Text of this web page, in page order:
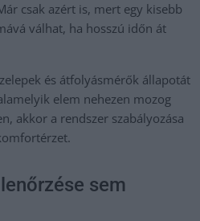
csak azért is, mert egy kisebb
válhat, ha hosszú időn át
és átfolyásmérők állapotát
elem nehezen mozog
akkor a rendszer szabályozása
sem